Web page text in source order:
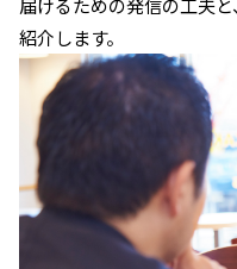
紹介します。